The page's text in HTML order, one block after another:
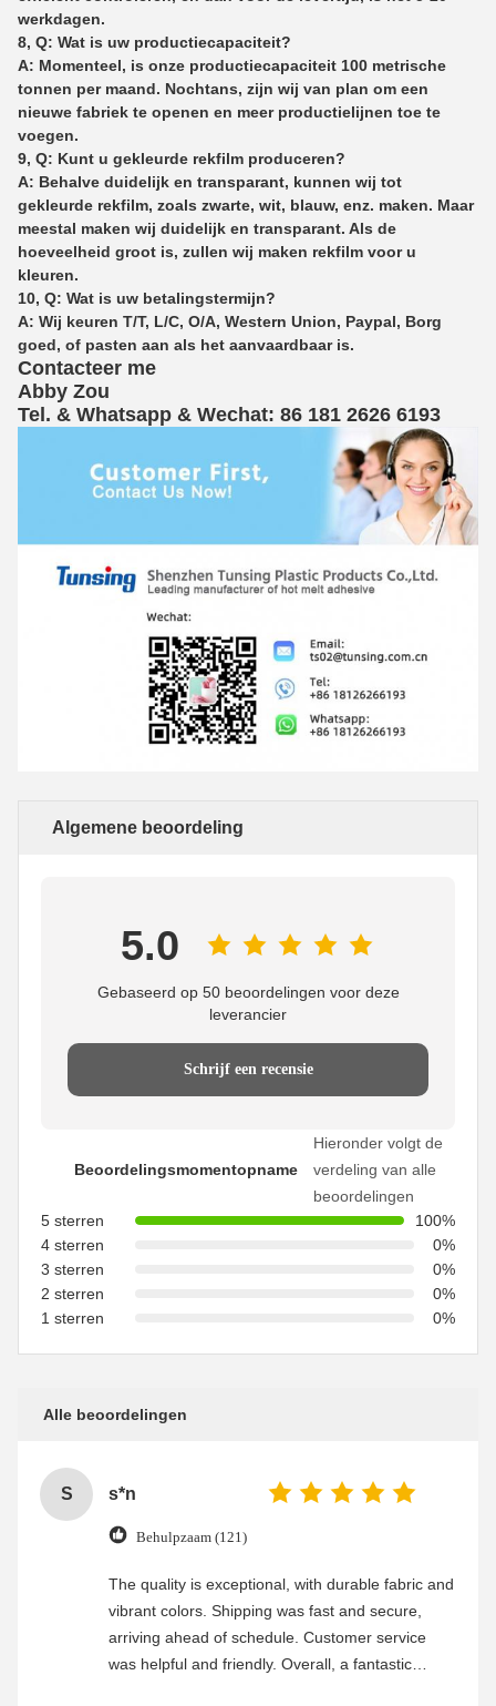
werkdagen.
8, Q: Wat is uw productiecapaciteit?
A: Momenteel, is onze productiecapaciteit 100 metrische
tonnen per maand. Nochtans, zijn wij van plan om een
nieuwe fabriek te openen en meer productielijnen toe te
voegen.
9, Q: Kunt u gekleurde rekfilm produceren?
A: Behalve duidelijk en transparant, kunnen wij tot
gekleurde rekfilm, zoals zwarte, wit, blauw, enz. maken. Maar
meestal maken wij duidelijk en transparant. Als de
hoeveelheid groot is, zullen wij maken rekfilm voor u
kleuren.
10, Q: Wat is uw betalingstermijn?
A: Wij keuren T/T, L/C, O/A, Western Union, Paypal, Borg
goed, of pasten aan als het aanvaardbaar is.
Contacteer me
Abby Zou
Tel. & Whatsapp & Wechat: 86 181 2626 6193
Algemene beoordeling
5.0
Gebaseerd op 50 beoordelingen voor deze
leverancier
Schrijf een recensie
Beoordelingsmomentopname
Hieronder volgt de
verdeling van alle
beoordelingen
5 sterren
100%
4 sterren
0%
3 sterren
0%
2 sterren
0%
1 sterren
0%
Alle beoordelingen
S s*n
Behulpzaam (121)
The quality is exceptional, with durable fabric and
vibrant colors. Shipping was fast and secure,
arriving ahead of schedule. Customer service
was helpful and friendly. Overall, a fantastic